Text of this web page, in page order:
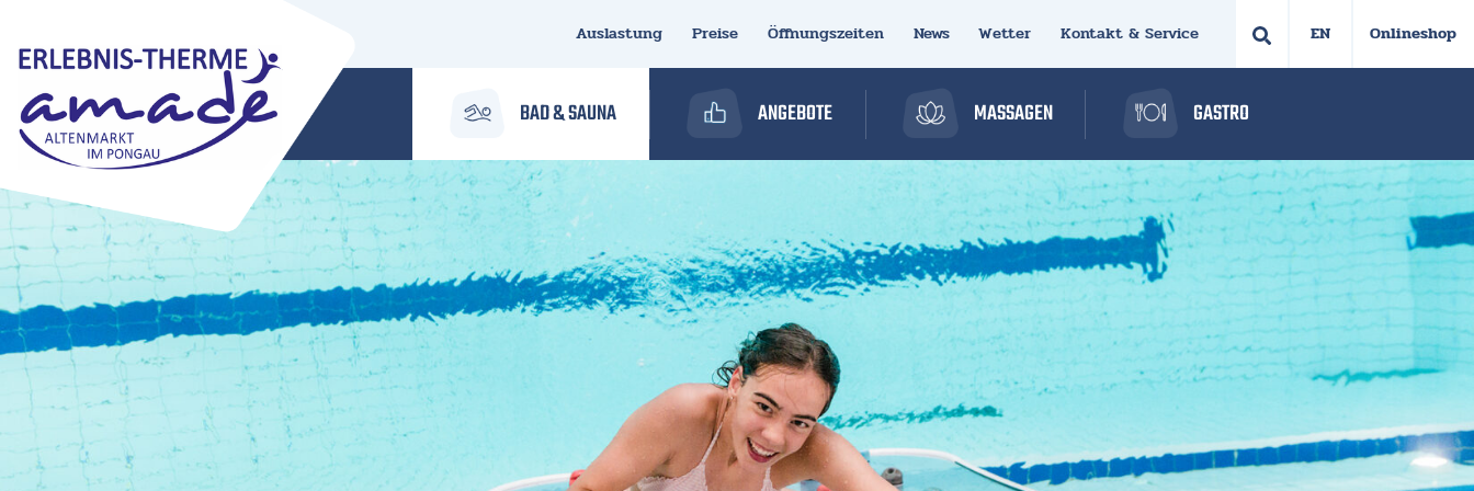
Onlineshop
Auslastung Preise Öffnungszeiten News Wetter Kontakt & Service
BAD & SAUNA ANGEBOTE MASSAGEN GASTRO